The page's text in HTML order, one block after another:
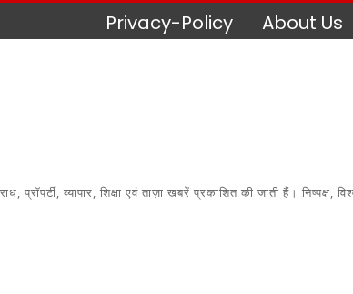
Privacy-Policy About Us
व्यापार, शिक्षा एवं ताज़ा खबरें प्रकाशित की जाती हैं।